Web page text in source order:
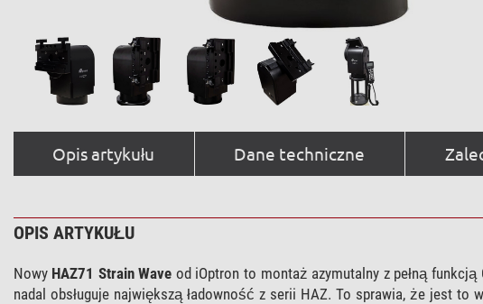
Opis artykułu Dane techniczne
OPIS ARTYKUŁU
Nowy HAZ71 Strain Wave od iOptron to montaż azymutalny z pełną
nadal obsługuje największą ładowność z serii HAZ. To sprawia, że jest to